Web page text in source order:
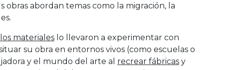
obras abordan temas como la migración, la
materiales lo llevaron a experimentar con
su obra en entornos vivos (como escuelas o
y el mundo del arte al recrear fábricas y